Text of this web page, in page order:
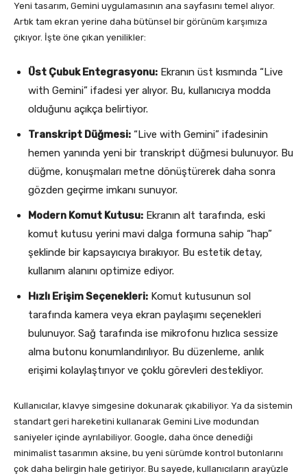
Yeni tasarım, Gemini uygulamasının ana sayfasını temel alıyor.
Artık tam ekran yerine daha bütünsel bir görünüm karşımıza
çıkıyor. İşte öne çıkan yenilikler:
Üst Çubuk Entegrasyonu: Ekranın üst kısmında “Live
with Gemini” ifadesi yer alıyor. Bu, kullanıcıya modda
olduğunu açıkça belirtiyor.
Transkript Düğmesi: “Live with Gemini” ifadesinin
hemen yanında yeni bir transkript düğmesi bulunuyor. Bu
düğme, konuşmaları metne dönüştürerek daha sonra
gözden geçirme imkanı sunuyor.
Modern Komut Kutusu: Ekranın alt tarafında, eski
komut kutusu yerini mavi dalga formuna sahip “hap”
şeklinde bir kapsayıcıya bırakıyor. Bu estetik detay,
kullanım alanını optimize ediyor.
Hızlı Erişim Seçenekleri: Komut kutusunun sol
tarafında kamera veya ekran paylaşımı seçenekleri
bulunuyor. Sağ tarafında ise mikrofonu hızlıca sessize
alma butonu konumlandırılıyor. Bu düzenleme, anlık
erişimi kolaylaştırıyor ve çoklu görevleri destekliyor.
Kullanıcılar, klavye simgesine dokunarak çıkabiliyor. Ya da sistemin
standart geri hareketini kullanarak Gemini Live modundan
saniyeler içinde ayrılabiliyor. Google, daha önce denediği
minimalist tasarımın aksine, bu yeni sürümde kontrol butonlarını
çok daha belirgin hale getiriyor. Bu sayede, kullanıcıların arayüzle